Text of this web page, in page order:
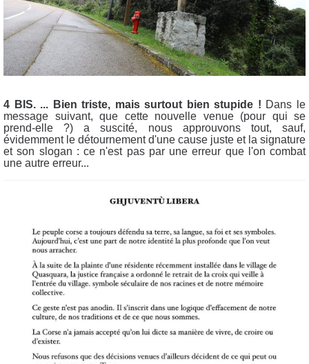
4 BIS. ... Bien triste, mais surtout bien stupide ! Dans le
message suivant, que cette nouvelle venue (pour qui se
prend-elle ?) a suscité, nous approuvons tout, sauf,
évidemment le détournement d'une cause juste et la signature
et son slogan : ce n'est pas par une erreur que l'on combat
une autre erreur...